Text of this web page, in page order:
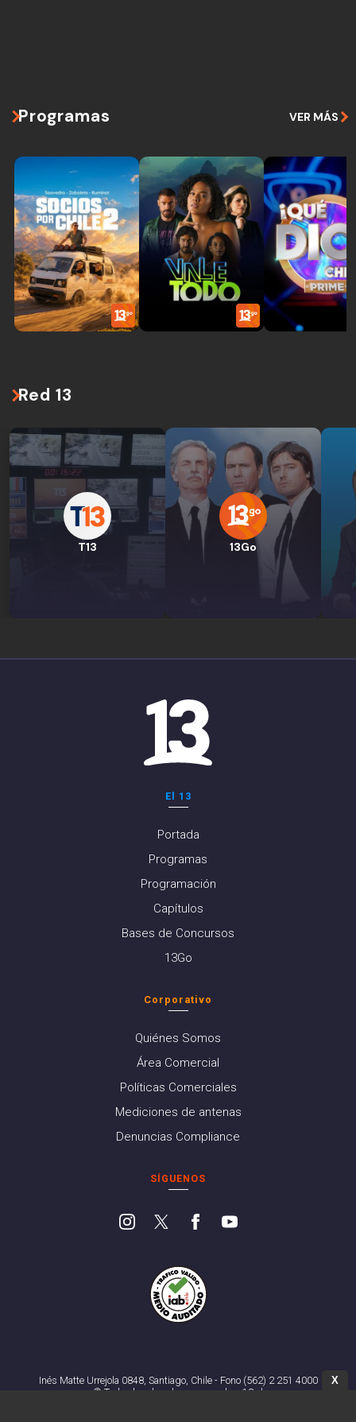
Programas VER MÁS
Red 13
T13 13Go
El 13
Portada
Programas
Programación
Capítulos
Bases de Concursos
13Go
Corporativo
Quiénes Somos
Área Comercial
Políticas Comerciales
Mediciones de antenas
Denuncias Compliance
SÍGUENOS
Inés Matte Urrejola 0848, Santiago, Chile - Fono (562) 2 251 4000
© Todos los derechos reservados. 13.cl
X